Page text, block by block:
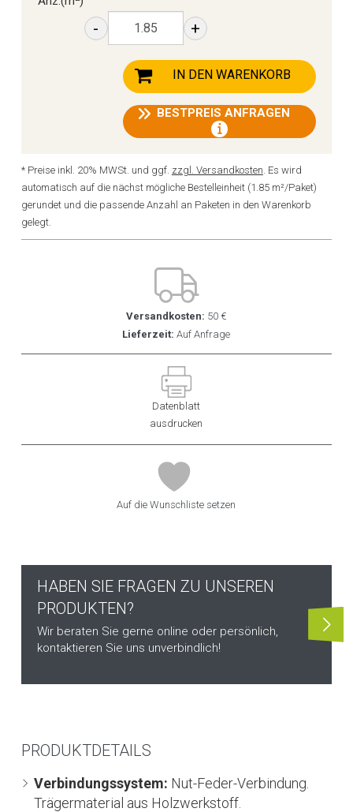
- +
IN DEN WARENKORB
BESTPREIS ANFRAGEN
* Preise inkl. 20% MWSt. und ggf. zzgl. Versandkosten. Es wird
automatisch auf die nächst mögliche Bestelleinheit (1.85 m²/Paket)
gerundet und die passende Anzahl an Paketen in den Warenkorb
gelegt.
Versandkosten: 50 €
Lieferzeit: Auf Anfrage
Datenblatt
ausdrucken
Auf die Wunschliste setzen
HABEN SIE FRAGEN ZU UNSEREN
PRODUKTEN?
Wir beraten Sie gerne online oder persönlich,
kontaktieren Sie uns unverbindlich!
PRODUKTDETAILS
Verbindungssystem: Nut-Feder-Verbindung.
Trägermaterial aus Holzwerkstoff.